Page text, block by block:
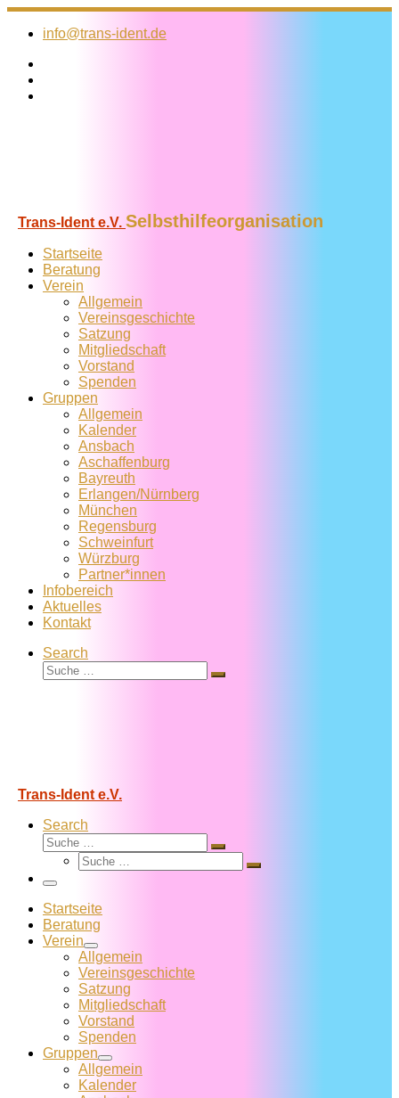
Zum
Inhalt
info@trans-ident.de
Trans-Ident e.V. Selbsthilfeorganisation
Startseite
Beratung
Verein
Allgemein
Vereins­geschichte
Satzung
Mitglied­schaft
Vorstand
Spenden
Gruppen
Allgemein
Kalender
Ansbach
Aschaffenburg
Bayreuth
Erlangen/Nürnberg
München
Regensburg
Schweinfurt
Würzburg
Partner*innen
Infobereich
Aktuelles
Kontakt
Search
Suche
Suche
Trans-Ident e.V.
Search
Suche
Suche
Suche
Suche
Menü
Startseite
Beratung
Verein
Allgemein
Vereins­geschichte
Satzung
Mitglied­schaft
Vorstand
Spenden
Gruppen
Allgemein
Kalender